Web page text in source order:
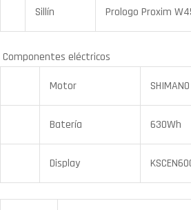
Sillín Prologo Proxim
Componentes eléctricos
Motor
Batería 630Wh
Display